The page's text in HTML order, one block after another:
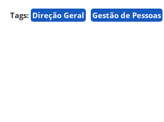
Tags: Direção Geral Gestão de Pessoas